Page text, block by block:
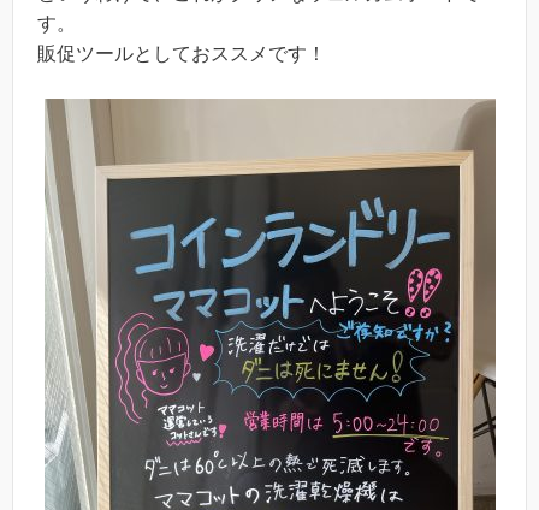
す。
販促ツールとしておススメです！